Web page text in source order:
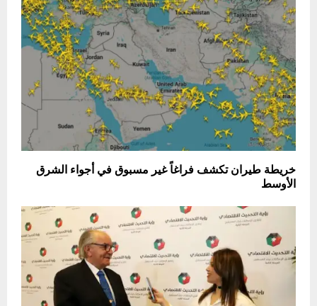
خريطة طيران تكشف فراغاً غير مسبوق في أجواء الشرق
الأوسط